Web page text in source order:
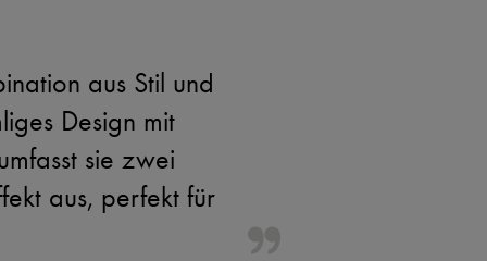
aus Stil und
Design mit
sie zwei
aus, perfekt für